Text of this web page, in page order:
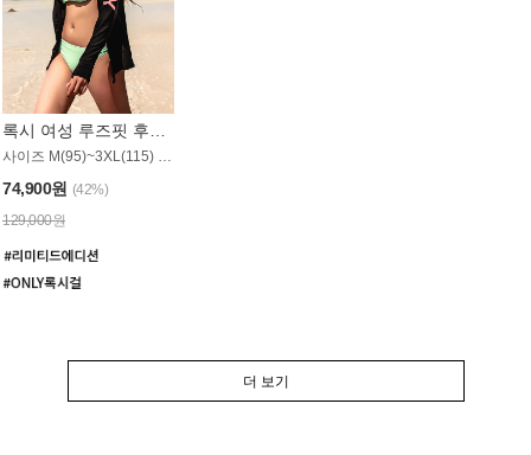
록시 여성 루즈핏 후드 래쉬가드 WT900BRX
사이즈 M(95)~3XL(115) / 롱기장 타입
74,900원 (42%)
129,000원
더 보기